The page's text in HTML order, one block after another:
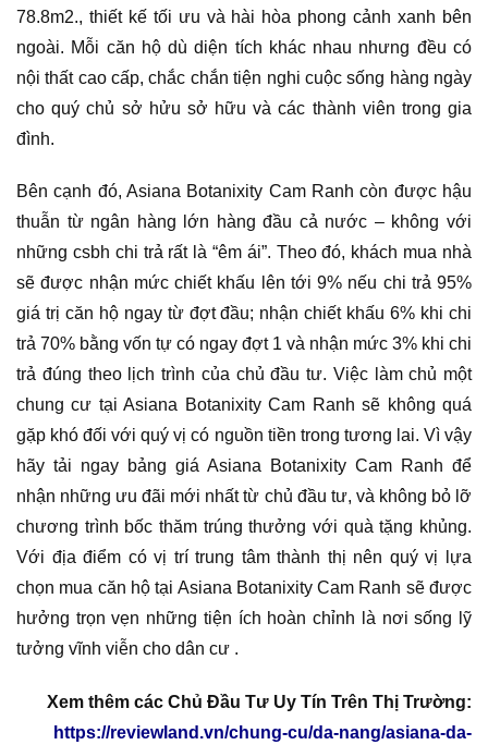
78.8m2., thiết kế tối ưu và hài hòa phong cảnh xanh bên
ngoài. Mỗi căn hộ dù diện tích khác nhau nhưng đều có
nội thất cao cấp, chắc chắn tiện nghi cuộc sống hàng ngày
cho quý chủ sở hửu sở hữu và các thành viên trong gia
đình.
Bên cạnh đó, Asiana Botanixity Cam Ranh còn được hậu
thuẫn từ ngân hàng lớn hàng đầu cả nước – không với
những csbh chi trả rất là “êm ái”. Theo đó, khách mua nhà
sẽ được nhận mức chiết khấu lên tới 9% nếu chi trả 95%
giá trị căn hộ ngay từ đợt đầu; nhận chiết khấu 6% khi chi
trả 70% bằng vốn tự có ngay đợt 1 và nhận mức 3% khi chi
trả đúng theo lịch trình của chủ đầu tư. Việc làm chủ một
chung cư tại Asiana Botanixity Cam Ranh sẽ không quá
gặp khó đối với quý vị có nguồn tiền trong tương lai. Vì vậy
hãy tải ngay bảng giá Asiana Botanixity Cam Ranh để
nhận những ưu đãi mới nhất từ chủ đầu tư, và không bỏ lỡ
chương trình bốc thăm trúng thưởng với quà tặng khủng.
Với địa điểm có vị trí trung tâm thành thị nên quý vị lựa
chọn mua căn hộ tại Asiana Botanixity Cam Ranh sẽ được
hưởng trọn vẹn những tiện ích hoàn chỉnh là nơi sống lỹ
tưởng vĩnh viễn cho dân cư .
Xem thêm các Chủ Đầu Tư Uy Tín Trên Thị Trường:
https://reviewland.vn/chung-cu/da-nang/asiana-da-